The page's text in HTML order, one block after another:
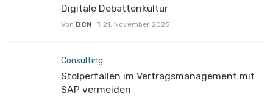
Digitale Debattenkultur
Von DCN 21. November 2025
Consulting
Stolperfallen im Vertragsmanagement mit
SAP vermeiden